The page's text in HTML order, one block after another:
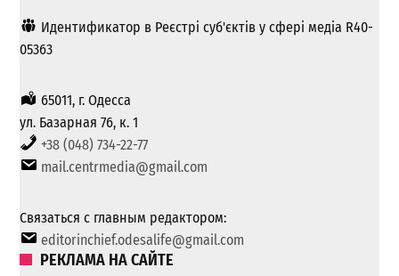
Идентификатор в Реєстрі суб'єктів у сфері медіа R40-
05363
65011, г. Одесса
ул. Базарная 76, к. 1
+38 (048) 734-22-77
mail.centrmedia@gmail.com
Связаться с главным редактором:
editorinchief.odesalife@gmail.com
РЕКЛАМА НА САЙТЕ